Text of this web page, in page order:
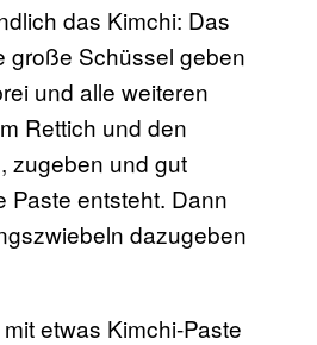
das Kimchi: Das
große Schüssel geben
und alle weiteren
Rettich und den
zugeben und gut
Paste entsteht. Dann
dazugeben
etwas Kimchi-Paste